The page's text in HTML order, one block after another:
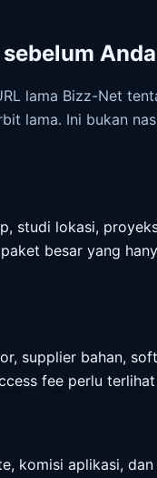
lama Bizz-Net
lama. Ini bukan
studi lokasi,
besar yang
supplier bahan,
fee perlu
komisi aplikasi,